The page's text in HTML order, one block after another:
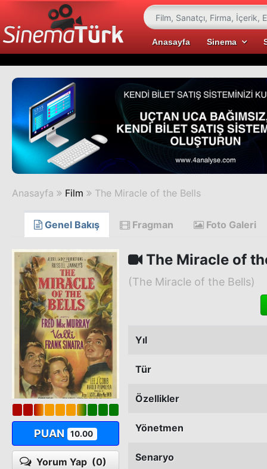
Anasayfa Sinema
Anasayfa Film The Miracle of the Bells
Genel Bakış Fragman Foto Galeri
PUAN 10.00
Yorum Yap (0)
The Miracle of
(The Miracle of the Bells)
Yıl
Tür
Özellikler
Yönetmen
Senaryo